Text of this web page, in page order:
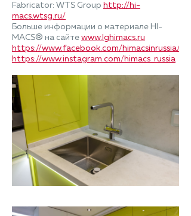
Fabricator: WTS Group http://hi-
macs.wtsg.ru/
Больше информации о материале HI-
MACS® на сайте www.lghimacs.ru
https://www.facebook.com/himacsinrussia/
https://www.instagram.com/himacs_russia